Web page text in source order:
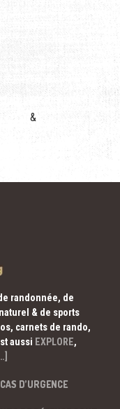
&
randonnée, de
& de sports
carnets de rando,
aussi EXPLORE,
D’URGENCE